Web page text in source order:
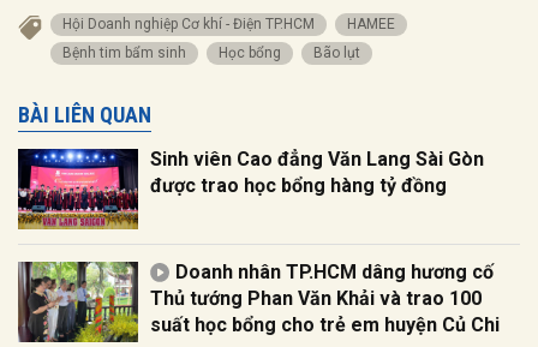
Hội Doanh nghiệp Cơ khí - Điện TP.HCM
HAMEE
bệnh tim bẩm sinh
học bổng bão lụt
BÀI LIÊN QUAN
Sinh viên Cao đẳng Văn Lang Sài Gòn
được trao học bổng hàng tỷ đồng
Doanh nhân TP.HCM dâng hương cố
Thủ tướng Phan Văn Khải và trao 100
suất học bổng cho trẻ em huyện Củ Chi